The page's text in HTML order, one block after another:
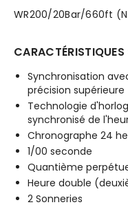
WR200/20Bar/660ft
CARACTÉRISTIQUES
Synchronisation
précision supérieure
Technologie
synchronisé de
Chronographe 24
1/00 seconde
Quantième
Heure double
2 Sonneries